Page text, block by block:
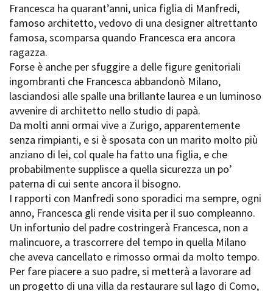
Spazi nella sede FCTP
Sala Casting
Sala Paolo Tenna
FILM FUNDS
Piemonte Film Tv Fund
Piemonte Film Tv
Development Fund
Piemonte Doc Film Fund
Short Film Fund
PRODUCTION GUIDE
Società di produzione
Strutture di servizio
Professionisti
Attrici-Attori
Beginners
LOCATION GUIDE
Filmfestspiele Berlin
Festival de Cannes
Biografilm Festival - Bio to B
Locarno Film Festival
Mostra Internazionale d’Arte
Cinematografica Venezia
Toronto International Film
Festival
Festa del Cinema di Roma
Torino Film Festival
David di Donatello
Nastri d’Argento
Premio Solinas
STRUMENTI
Location - Accedi al tuo
profilo
Location - Nuovo utente
Newsletter
Lavora con noi
Francesca ha quarant’anni, unica figlia di Manfredi,
famoso architetto, vedovo di una designer altrettanto
famosa, scomparsa quando Francesca era ancora
ragazza.
Forse è anche per sfuggire a delle figure genitoriali
ingombranti che Francesca abbandonò Milano,
lasciandosi alle spalle una brillante laurea e un luminoso
avvenire di architetto nello studio di papà.
Da molti anni ormai vive a Zurigo, apparentemente
senza rimpianti, e si è sposata con un marito molto più
anziano di lei, col quale ha fatto una figlia, e che
probabilmente supplisce a quella sicurezza un po’
paterna di cui sente ancora il bisogno.
I rapporti con Manfredi sono sporadici ma sempre, ogni
anno, Francesca gli rende visita per il suo compleanno.
Un infortunio del padre costringerà Francesca, non a
malincuore, a trascorrere del tempo in quella Milano
che aveva cancellato e rimosso ormai da molto tempo.
Per fare piacere a suo padre, si metterà a lavorare ad
un progetto di una villa da restaurare sul lago di Como,